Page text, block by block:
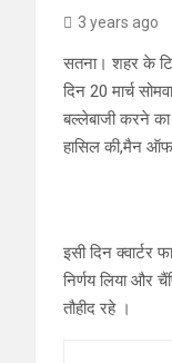
3 years ago
सतना। शहर के
दिन 20 मार्च
बल्लेबाजी करने
हासिल की,मैन
इसी दिन
निर्णय लिया और
तौहीद रहे ।